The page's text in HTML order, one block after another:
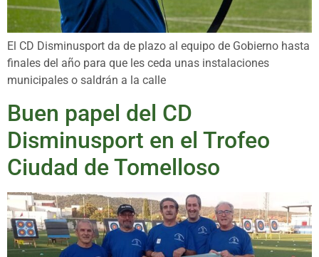
El CD Disminusport da de plazo al equipo de Gobierno hasta
finales del año para que les ceda unas instalaciones
municipales o saldrán a la calle
Buen papel del CD
Disminusport en el Trofeo
Ciudad de Tomelloso